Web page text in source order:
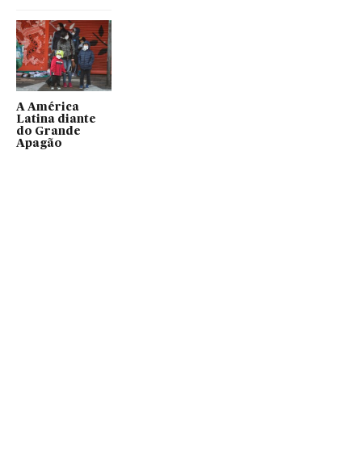
A América
Latina diante
do Grande
Apagão